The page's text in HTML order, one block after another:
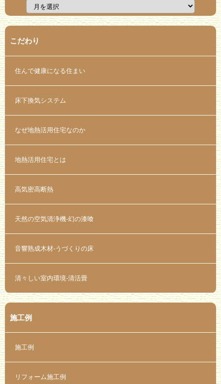
こだわり
住んで健康になる住まい
床下換気システム
なぜ地熱活用住宅なのか
地熱活用住宅とは
高気密高断熱
天然の空気清浄機-幻の漆喰
音響熟成木材-うづくりの床
清々しい室内環境-清活畳
施工例
施工例
リフォーム施工例